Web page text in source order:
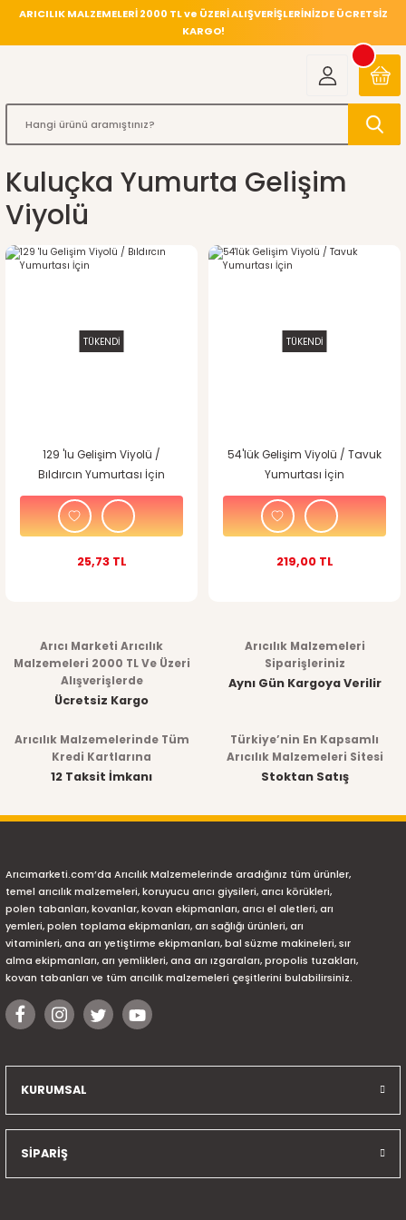
ARICILIK MALZEMELERİ 2000 TL ve ÜZERİ ALIŞVERİŞLERİNİZDE ÜCRETSİZ
KARGO!
Kuluçka Yumurta Gelişim
Viyolü
TÜKENDİ
129 'lu Gelişim Viyolü /
Bıldırcın Yumurtası İçin
25,73 TL
TÜKENDİ
54'lük Gelişim Viyolü / Tavuk
Yumurtası İçin
219,00 TL
Arıcı Marketi Arıcılık
Malzemeleri 2000 TL Ve Üzeri
Alışverişlerde
Ücretsiz Kargo
Arıcılık Malzemeleri
Siparişleriniz
Aynı Gün Kargoya Verilir
Arıcılık Malzemelerinde Tüm
Kredi Kartlarına
12 Taksit İmkanı
Türkiye’nin En Kapsamlı
Arıcılık Malzemeleri Sitesi
Stoktan Satış
Arıcımarketi.com’da Arıcılık Malzemelerinde aradığınız tüm ürünler,
temel arıcılık malzemeleri, koruyucu arıcı giysileri, arıcı körükleri,
polen tabanları, kovanlar, kovan ekipmanları, arıcı el aletleri, arı
yemleri, polen toplama ekipmanları, arı sağlığı ürünleri, arı
vitaminleri, ana arı yetiştirme ekipmanları, bal süzme makineleri, sır
alma ekipmanları, arı yemlikleri, ana arı ızgaraları, propolis tuzakları,
kovan tabanları ve tüm arıcılık malzemeleri çeşitlerini bulabilirsiniz.
KURUMSAL
SİPARİŞ